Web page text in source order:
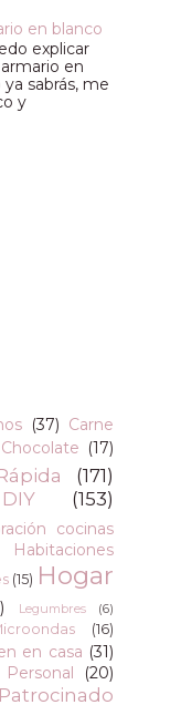
en blanco
explicar
en
sabrás, me
y
(37) Carne
Chocolate (17)
(171)
DIY (153)
cocinas
Habitaciones
(15) Hogar
Legumbres (6)
(16)
en casa (31)
Personal
(20)